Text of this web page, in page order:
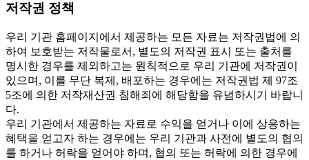
저작권 정책
우리 기관 홈페이지에서 제공하는 모든 자료는 저작권법에 의
하여 보호받는 저작물로서, 별도의 저작권 표시 또는 출처를
명시한 경우를 제외하고는 원칙적으로 우리 기관에 저작권이
있으며, 이를 무단 복제, 배포하는 경우에는 저작권법 제 97조
5조에 의한 저작재산권 침해죄에 해당함을 유념하시기 바랍니
다.
우리 기관에서 제공하는 자료로 수익을 얻거나 이에 상응하는
혜택을 얻고자 하는 경우에는 우리 기관과 사전에 별도의 협의
를 하거나 허락을 얻어야 하며, 협의 또는 허락에 의한 경우에